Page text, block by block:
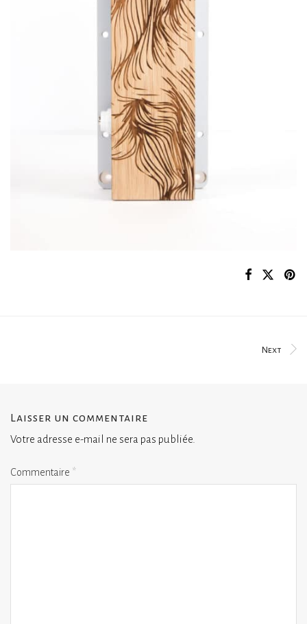
Next
Laisser un commentaire
Votre adresse e-mail ne sera pas publiée.
Commentaire *